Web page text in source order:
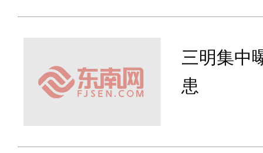
三明集中
患